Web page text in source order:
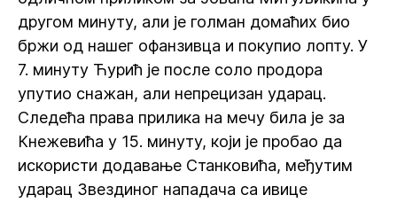
другом минуту, али је голман домаћих био
бржи од нашег офанзивца и покупио лопту. У
7. минуту Ћурић је после соло продора
упутио снажан, али непрецизан ударац.
Следећа права прилика на мечу била је за
Кнежевића у 15. минуту, који је пробао да
искористи додавање Станковића, међутим
ударац Звездиног нападача са ивице